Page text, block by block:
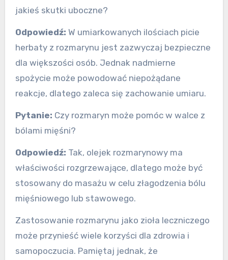
jakieś skutki uboczne?
Odpowiedź: W umiarkowanych ilościach picie
herbaty z rozmarynu jest zazwyczaj bezpieczne
dla większości osób. Jednak nadmierne
spożycie może powodować niepożądane
reakcje, dlatego zaleca się zachowanie umiaru.
Pytanie: Czy rozmaryn może pomóc w walce z
bólami mięśni?
Odpowiedź: Tak, olejek rozmarynowy ma
właściwości rozgrzewające, dlatego może być
stosowany do masażu w celu złagodzenia bólu
mięśniowego lub stawowego.
Zastosowanie rozmarynu jako zioła leczniczego
może przynieść wiele korzyści dla zdrowia i
samopoczucia. Pamiętaj jednak, że